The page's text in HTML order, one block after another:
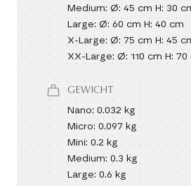
Medium: Ø: 45 cm H: 30
Large: Ø: 60 cm H: 40 cm
X-Large: Ø: 75 cm H: 45
XX-Large: Ø: 110 cm H: 70
GEWICHT
Nano: 0.032 kg
Micro: 0.097 kg
Mini: 0.2 kg
Medium: 0.3 kg
Large: 0.6 kg